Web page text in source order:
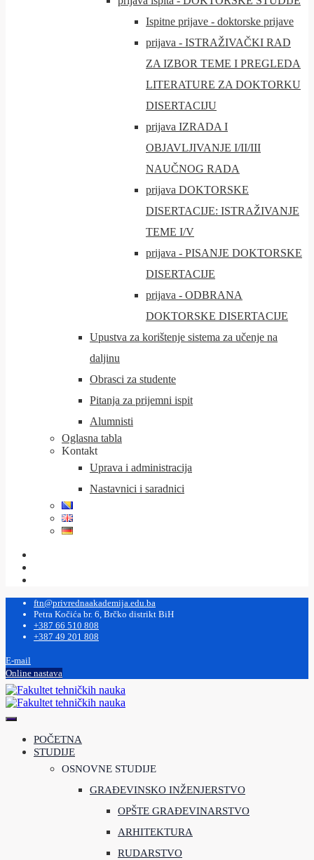
Ispitne prijave - doktorske prijave
prijava - ISTRAŽIVAČKI RAD
ZA IZBOR TEME I PREGLEDA
LITERATURE ZA DOKTORKU
DISERTACIJU
prijava IZRADA I
OBJAVLJIVANJE I/II/III
NAUČNOG RADA
prijava DOKTORSKE
DISERTACIJE: ISTRAŽIVANJE
TEME I/V
prijava - PISANJE DOKTORSKE
DISERTACIJE
prijava - ODBRANA
DOKTORSKE DISERTACIJE
Upustva za korištenje sistema za učenje na
daljinu
Obrasci za studente
Pitanja za prijemni ispit
Alumnisti
Oglasna tabla
Kontakt
Uprava i administracija
Nastavnici i saradnici
ftn@privrednaakademija.edu.ba
Petra Kočića br. 6, Brčko distrikt BiH
+387 66 510 808
+387 49 201 808
E-mail
Online nastava
POČETNA
STUDIJE
OSNOVNE STUDIJE
GRAĐEVINSKO INŽENJERSTVO
OPŠTE GRAĐEVINARSTVO
ARHITEKTURA
RUDARSTVO